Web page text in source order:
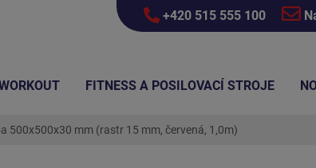
+420 515 555 100
500x500x30 mm (rastr 15 mm, červená, 1,0m)
FITNESS A POSILOVACÍ STROJE